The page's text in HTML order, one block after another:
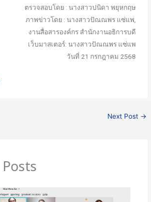
ตรวจสอบโดย : นางสาวปนิดา พยุหกฤษ
ภาพข่าวโดย : นางสาวปัณณพร แซ่แพ,
งานสื่อสารองค์กร สำนักงานอธิการบดี
เว็บมาสเตอร์: นางสาวปัณณพร แซ่แพ
วันที่ 21 กรกฎาคม 2568
Next Post →